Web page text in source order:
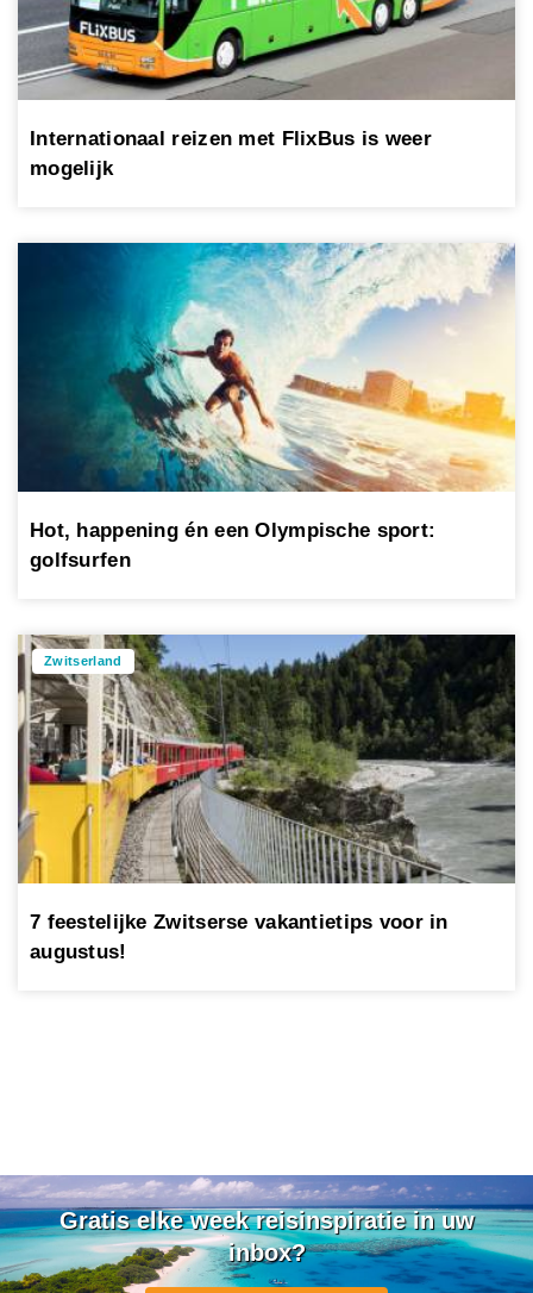
Internationaal reizen met FlixBus is weer
mogelijk
Hot, happening én een Olympische sport:
golfsurfen
Zwitserland
7 feestelijke Zwitserse vakantietips voor in
augustus!
Gratis elke week reisinspiratie in uw
inbox?